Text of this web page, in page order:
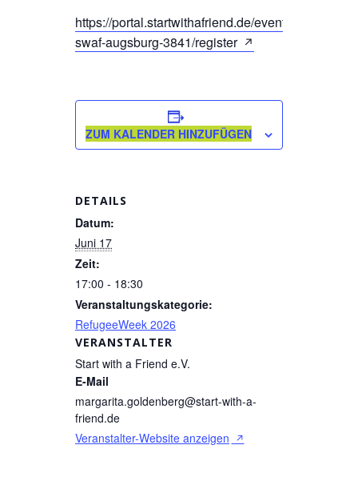
https://portal.startwithafriend.de/event/stammtisch-
swaf-augsburg-3841/register
ZUM KALENDER HINZUFÜGEN
DETAILS
Datum:
Juni 17
Zeit:
17:00 - 18:30
Veranstaltungskategorie:
RefugeeWeek 2026
VERANSTALTER
Start with a Friend e.V.
E-Mail
margarita.goldenberg@start-with-a-
friend.de
Veranstalter-Website anzeigen